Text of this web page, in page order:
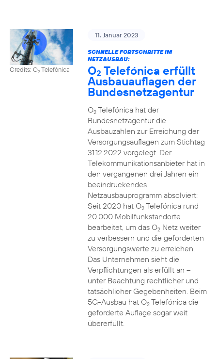
Credits: O2Telefónica
11. Januar 2023
SCHNELLE FORTSCHRITTE IM
NETZAUSBAU:
O2 Telefónica erfüllt
Ausbauauflagen der
Bundesnetzagentur
O2Telefónica hat der
Bundesnetzagentur die
Ausbauzahlen zur Erreichung der
Versorgungsauflagen zum Stichtag
31.12.2022 vorgelegt. Der
Telekommunikationsanbieter hat in
den vergangenen drei Jahren ein
beeindruckendes
Netzausbauprogramm absolviert:
Seit 2020 hat O2Telefónica rund
20.000 Mobilfunkstandorte
bearbeitet, um das O2Netz weiter
zu verbessern und die geforderten
Versorgungswerte zu erreichen.
Das Unternehmen sieht die
Verpflichtungen als erfüllt an –
unter Beachtung rechtlicher und
tatsächlicher Gegebenheiten. Beim
5G-Ausbau hat O2Telefónica die
geforderte Auflage sogar weit
übererfüllt.